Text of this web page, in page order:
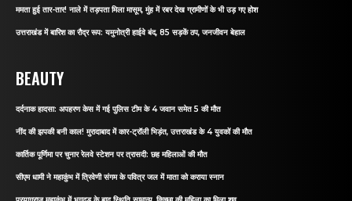
ममता हुई तार-तार! नाले में तड़पता मिला मासूम, मुंह में रबर देख ग्रामीणों के भी उड़ गए होश
उत्तराखंड में बारिश का रौद्र रूप: यमुनोत्री हाईवे बंद, 85 सड़कें ठप, जनजीवन बेहाल
BEAUTY
दर्दनाक हादसा: अपहरण केस में गई पुलिस टीम के 4 जवान समेत 5 की मौत
नींद की झपकी बनी काल! मुरादाबाद में कार-ट्रॉली भिड़ंत, उत्तराखंड के 4 युवकों की मौत
कार्तिक पूर्णिमा पर चुनार रेलवे स्टेशन पर त्रासदी: छह महिलाओं की मौत
सीएम धामी ने महाकुंभ में त्रिवेणी संगम के पवित्र जल में माता को कराया स्नान